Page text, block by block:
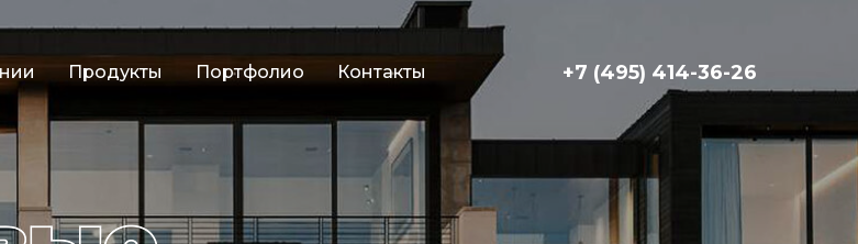
Продукты Портфолио Контакты +7 (495) 414-36-26